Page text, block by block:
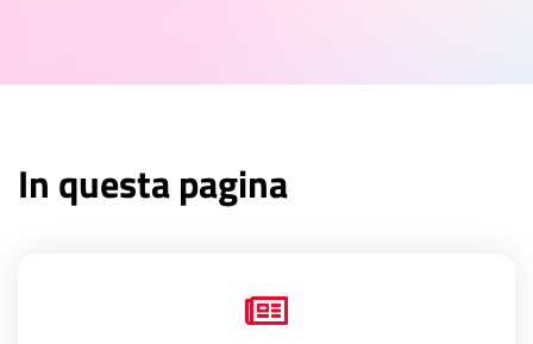
In questa pagina